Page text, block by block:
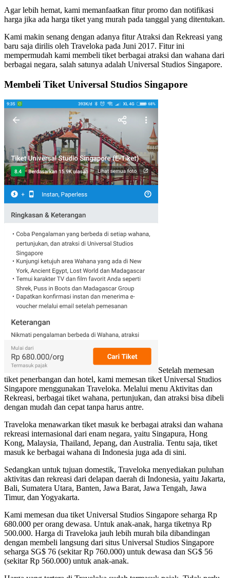
Agar lebih hemat, kami memanfaatkan fitur promo dan notifikasi
harga jika ada harga tiket yang murah pada tanggal yang ditentukan.
Kami makin senang dengan adanya fitur Atraksi dan Rekreasi yang
baru saja dirilis oleh Traveloka pada Juni 2017. Fitur ini
mempermudah kami membeli tiket berbagai atraksi dan wahana dari
berbagai negara, salah satunya adalah Universal Studios Singapore.
Membeli Tiket Universal Studios Singapore
Setelah memesan
tiket penerbangan dan hotel, kami memesan tiket Universal Studios
Singapore menggunakan Traveloka. Melalui menu Aktivitas dan
Rekreasi, berbagai tiket wahana, pertunjukan, dan atraksi bisa dibeli
dengan mudah dan cepat tanpa harus antre.
Traveloka menawarkan tiket masuk ke berbagai atraksi dan wahana
rekreasi internasional dari enam negara, yaitu Singapura, Hong
Kong, Malaysia, Thailand, Jepang, dan Australia. Tentu saja, tiket
masuk ke berbagai wahana di Indonesia juga ada di sini.
Sedangkan untuk tujuan domestik, Traveloka menyediakan puluhan
aktivitas dan rekreasi dari delapan daerah di Indonesia, yaitu Jakarta,
Bali, Sumatera Utara, Banten, Jawa Barat, Jawa Tengah, Jawa
Timur, dan Yogyakarta.
Kami memesan dua tiket Universal Studios Singapore seharga Rp
680.000 per orang dewasa. Untuk anak-anak, harga tiketnya Rp
500.000. Harga di Traveloka jauh lebih murah bila dibandingan
dengan membeli langsung dari situs Universal Studios Singapore
seharga SG$ 76 (sekitar Rp 760.000) untuk dewasa dan SG$ 56
(sekitar Rp 560.000) untuk anak-anak.